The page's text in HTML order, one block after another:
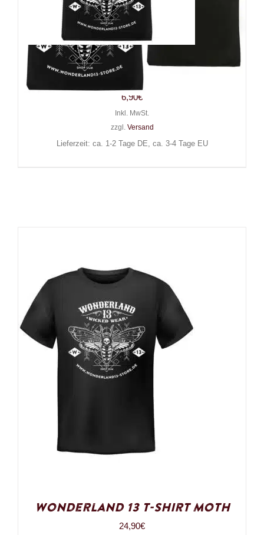
Wonderland 13 Stofftasche
Mystic Moth
6,90€
Inkl. MwSt.
zzgl. Versand
Lieferzeit: ca. 1-2 Tage DE, ca. 3-4 Tage EU
Wonderland 13 T-Shirt Moth
24,90€